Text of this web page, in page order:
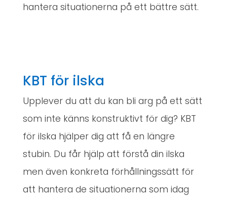
hantera situationerna på ett bättre sätt.
KBT för ilska
Upplever du att du kan bli arg på ett sätt
som inte känns konstruktivt för dig? KBT
för ilska hjälper dig att få en längre
stubin. Du får hjälp att förstå din ilska
men även konkreta förhållningssätt för
att hantera de situationerna som idag